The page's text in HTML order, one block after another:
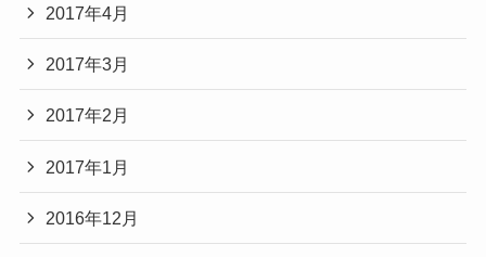
2017年4月
2017年3月
2017年2月
2017年1月
2016年12月